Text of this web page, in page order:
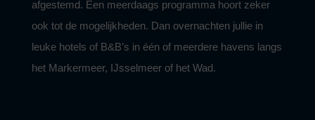
afgestemd. Een meerdaags programma hoort zeker
ook tot de mogelijkheden. Dan overnachten jullie in
leuke hotels of B&B’s in één of meerdere havens langs
het Markermeer, IJsselmeer of het Wad.